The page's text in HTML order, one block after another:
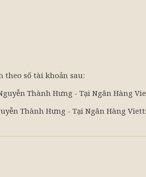
theo số tài khoản sau:
Thành Hưng - Tại Ngân Hàng
Thành Hưng - Tại Ngân Hàng